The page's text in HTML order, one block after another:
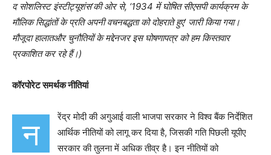
द सोशलिस्ट इंस्टीट्यूशंस’की ओर से, ‘1934 में घोषित सीएसपी कार्यक्रम के
मौलिक सिद्धांतों के प्रति अपनी वचनबद्धता को दोहराते हुए’ जारी किया गया।
मौजूदा हालातऔर चुनौतियों के मद्देनजर इस घोषणापत्र को हम किस्तवार
प्रकाशित कर रहे हैं।)
कॉरपोरेट समर्थक नीतियां
न
रेंद्र मोदी की अगुआई वाली भाजपा सरकार ने विश्व बैंक निर्देशित
आर्थिक नीतियों को लागू कर दिया है, जिसकी गति पिछली यूपीए
सरकार की तुलना में अधिक तीव्र है। इन नीतियों को